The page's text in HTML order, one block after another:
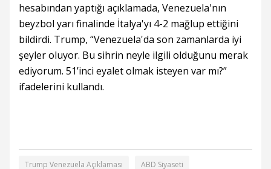
hesabından yaptığı açıklamada, Venezuela'nın
beyzbol yarı finalinde İtalya'yı 4-2 mağlup ettiğini
bildirdi. Trump, “Venezuela'da son zamanlarda iyi
şeyler oluyor. Bu sihrin neyle ilgili olduğunu merak
ediyorum. 51’inci eyalet olmak isteyen var mı?”
ifadelerini kullandı.
Trump Venezuela Açıklaması ABD Siyaseti